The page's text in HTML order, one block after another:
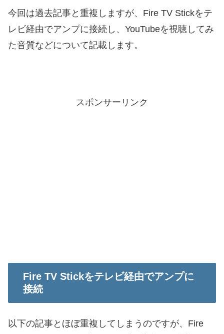
今回は過去記事と重複しますが、Fire TV Stickをテ
レビ経由でアンプに接続し、YouTubeを視聴してみ
た音質などについて記載します。
スポンサーリンク
Fire TV Stickをテレビ経由でアンプに
接続
以下の記事とほぼ重複してしまうのですが、Fire